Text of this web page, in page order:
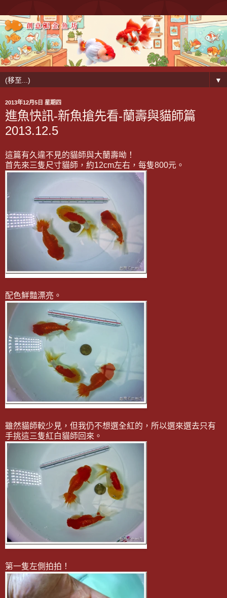
▼
2013年12月5日 星期四
進魚快訊-新魚搶先看-蘭壽與貓師篇
2013.12.5
這篇有久違不見的貓師與大蘭壽呦！
首先來三隻尺寸貓師，約12cm左右，每隻800元。
配色鮮豔漂亮。
雖然貓師較少見，但我仍不想選全紅的，所以選來選去只有
手挑這三隻紅白貓師回來。
第一隻左側拍拍！